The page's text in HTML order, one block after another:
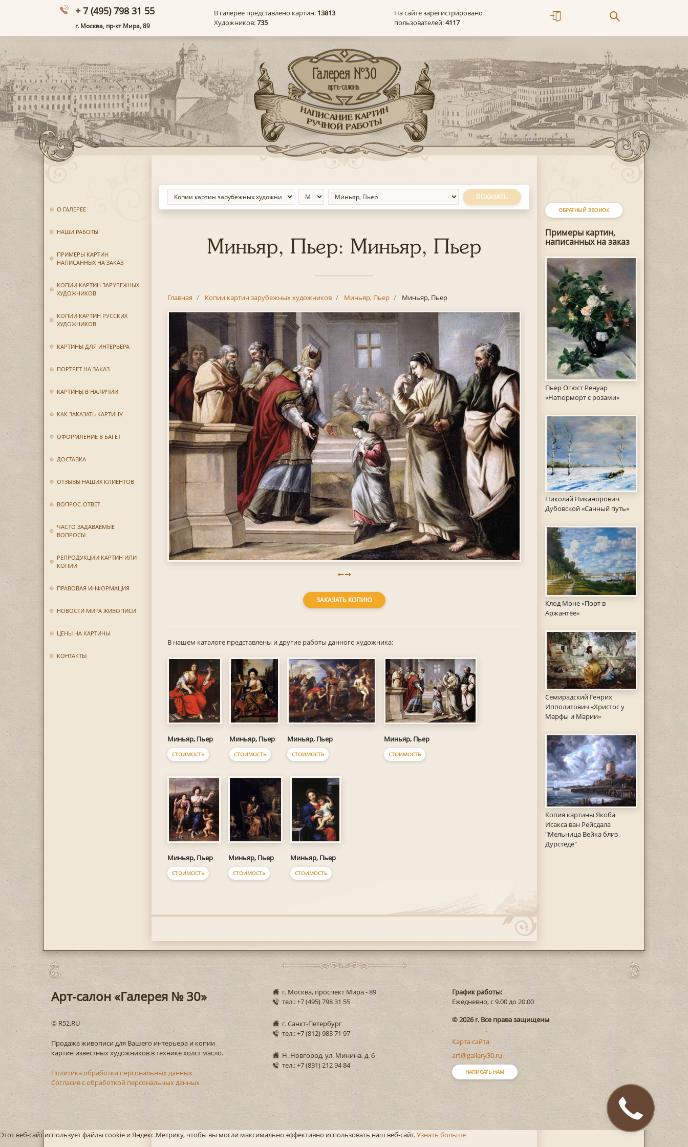
+ 7 (495) 798 31 55
г. Москва, пр-кт Мира, 89
В галерее представлено картин: 13813
Художников:735
На сайте зарегистрировано
пользователей:4117
О ГАЛЕРЕЕ
НАШИ РАБОТЫ
ПРИМЕРЫ КАРТИН
НАПИСАННЫХ НА ЗАКАЗ
КОПИИ КАРТИН ЗАРУБЕЖНЫХ
ХУДОЖНИКОВ
КОПИИ КАРТИН РУССКИХ
ХУДОЖНИКОВ
КАРТИНЫ ДЛЯ ИНТЕРЬЕРА
ПОРТРЕТ НА ЗАКАЗ
КАРТИНЫ В НАЛИЧИИ
КАК ЗАКАЗАТЬ КАРТИНУ
ОФОРМЛЕНИЕ В БАГЕТ
ДОСТАВКА
ОТЗЫВЫ НАШИХ КЛИЕНТОВ
ВОПРОС-ОТВЕТ
ЧАСТО ЗАДАВАЕМЫЕ
ВОПРОСЫ
РЕПРОДУКЦИИ КАРТИН ИЛИ
КОПИИ
ПРАВОВАЯ ИНФОРМАЦИЯ
НОВОСТИ МИРА ЖИВОПИСИ
ЦЕНЫ НА КАРТИНЫ
КОНТАКТЫ
ОБРАТНЫЙ ЗВОНОК
Примеры картин,
написанных на заказ
Пьер Огюст Ренуар
«Натюрморт с розами»
Николай Никанорович
Дубовской «Санный путь»
Клод Моне «Порт в
Аржантёе»
Семирадский Генрих
Ипполитович «Христос у
Марфы и Марии»
Копия картины Якоба
Исакса ван Рейсдала
"Мельница Вейка близ
Дурстеде"
ПОКАЗАТЬ
Миньяр, Пьер: Миньяр, Пьер
Главная Копии картин зарубежных художников Миньяр, Пьер Миньяр, Пьер
ЗАКАЗАТЬ КОПИЮ
В нашем каталоге представлены и другие работы данного художника:
Миньяр, Пьер
СТОИМОСТЬ
Миньяр, Пьер
СТОИМОСТЬ
Миньяр, Пьер
СТОИМОСТЬ
Миньяр, Пьер
СТОИМОСТЬ
Миньяр, Пьер
СТОИМОСТЬ
Миньяр, Пьер
СТОИМОСТЬ
Миньяр, Пьер
СТОИМОСТЬ
Арт-салон «Галерея № 30»
© R52.RU
Продажа живописи для Вашего интерьера и копии
картин известных художников в технике холст масло.
Политика обработки персональных данных
Согласие с обработкой персональных данных
г. Москва, проспект Мира - 89
тел.: +7 (495) 798 31 55
г. Санкт-Петербург
тел.: +7 (812) 983 71 97
Н. Новгород, ул. Минина, д. 6
тел.: +7 (831) 212 94 84
График работы:
Ежедневно, с 9.00 до 20.00
© 2026 г. Все права защищены
Карта сайта
art@gallery30.ru
НАПИСАТЬ НАМ
Этот веб-сайт использует файлы cookie и Яндекс.Метрику, чтобы вы могли максимально эффективно использовать наш веб-сайт.Узнать больше
Закажите
звонок